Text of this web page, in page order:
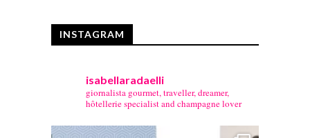
INSTAGRAM
isabellaradaelli
giornalista gourmet, traveller, dreamer,
hôtellerie specialist and champagne lover